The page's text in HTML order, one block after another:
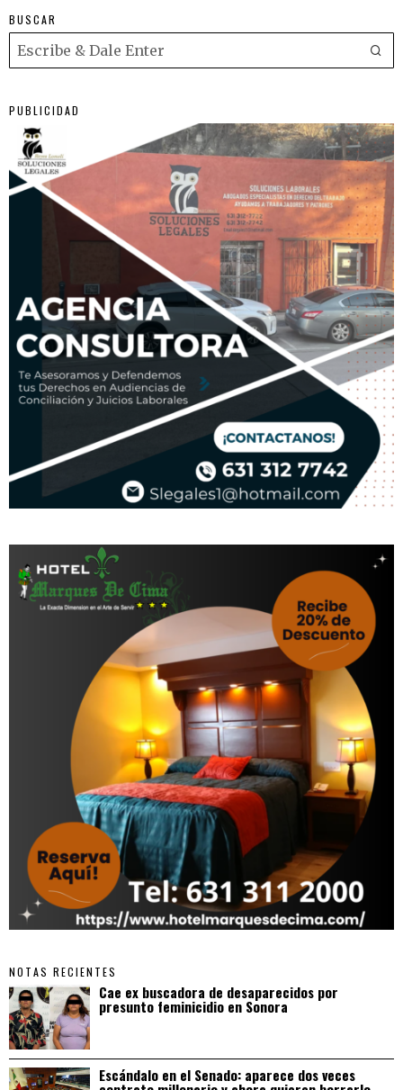
BUSCAR
PUBLICIDAD
NOTAS RECIENTES
Cae ex buscadora de desaparecidos por
presunto feminicidio en Sonora
Escándalo en el Senado: aparece dos veces